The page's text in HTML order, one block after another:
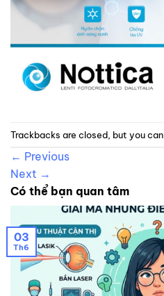
Trackbacks are closed, but you can
← Previous
Next →
Có thể bạn quan tâm
03
Th6